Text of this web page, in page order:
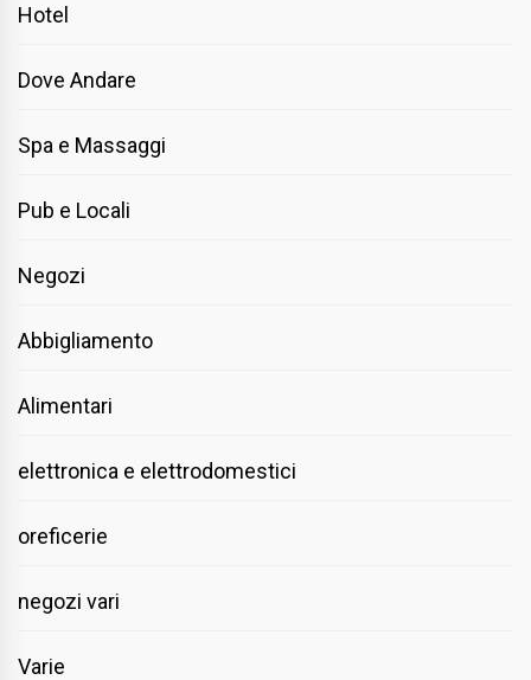
Hotel
Dove Andare
Spa e Massaggi
Pub e Locali
Negozi
Abbigliamento
Alimentari
elettronica e elettrodomestici
oreficerie
negozi vari
Varie